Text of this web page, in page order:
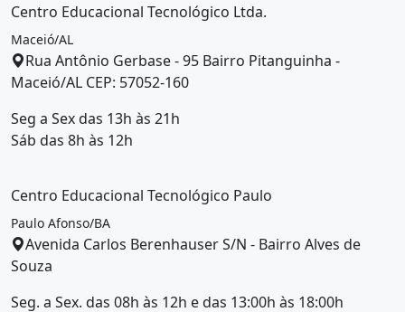
Centro Educacional Tecnológico Ltda.
Maceió/AL
Rua Antônio Gerbase - 95 Bairro Pitanguinha -
Maceió/AL CEP: 57052-160
Seg a Sex das 13h às 21h
Sáb das 8h às 12h
Centro Educacional Tecnológico Paulo
Paulo Afonso/BA
Avenida Carlos Berenhauser S/N - Bairro Alves de
Souza
Seg. a Sex. das 08h às 12h e das 13:00h às 18:00h